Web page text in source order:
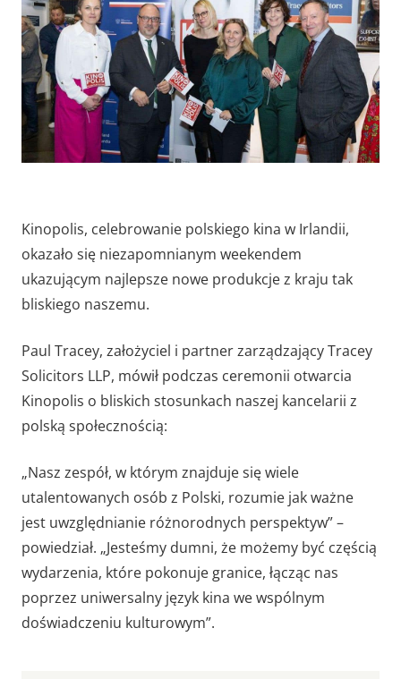
Kinopolis, celebrowanie polskiego kina w Irlandii,
okazało się niezapomnianym weekendem
ukazującym najlepsze nowe produkcje z kraju tak
bliskiego naszemu.
Paul Tracey, założyciel i partner zarządzający Tracey
Solicitors LLP, mówił podczas ceremonii otwarcia
Kinopolis o bliskich stosunkach naszej kancelarii z
polską społecznością:
„Nasz zespół, w którym znajduje się wiele
utalentowanych osób z Polski, rozumie jak ważne
jest uwzględnianie różnorodnych perspektyw” –
powiedział. „Jesteśmy dumni, że możemy być częścią
wydarzenia, które pokonuje granice, łącząc nas
poprzez uniwersalny język kina we wspólnym
doświadczeniu kulturowym”.